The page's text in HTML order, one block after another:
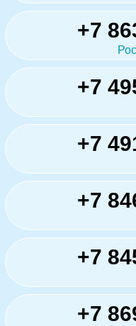
+7
+7
+7
+7
+7
+7